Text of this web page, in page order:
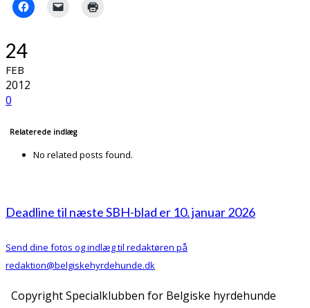
24
FEB
2012
0
Relaterede indlæg
No related posts found.
Deadline til næste SBH-blad er 10. januar 2026
Send dine fotos og indlæg til redaktøren på
redaktion@belgiskehyrdehunde.dk
Copyright Specialklubben for Belgiske hyrdehunde